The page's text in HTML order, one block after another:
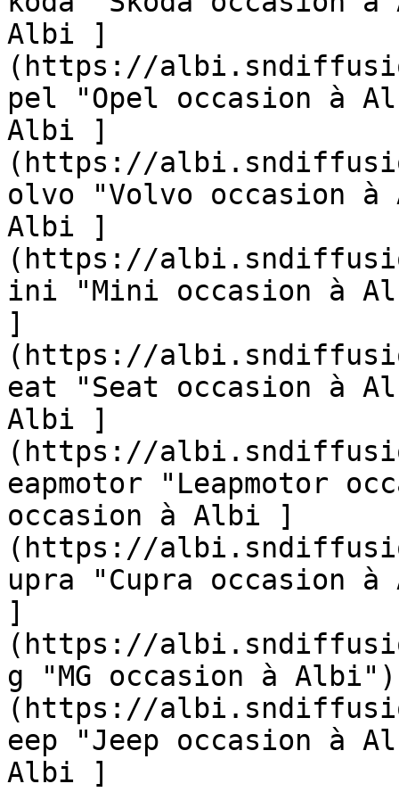
Albi ]
(https://
pel "Opel occasion à
Albi ]
(https://
olvo "Volvo occasion
Albi ]
(https://
ini "Mini occasion à
]
(https://
eat "Seat occasion à
Albi ]
(https://
eapmotor "Leapmotor
occasion à Albi ]
(https://
upra "Cupra occasion
]
(https://
g "MG occasion à
(https://
eep "Jeep occasion à
Albi ]